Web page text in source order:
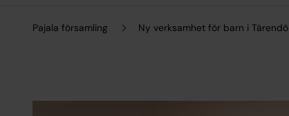
Pajala församling Ny verksamhet för barn i Tärendö